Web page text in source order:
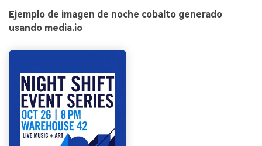
Ejemplo de imagen de noche cobalto generado
usando media.io